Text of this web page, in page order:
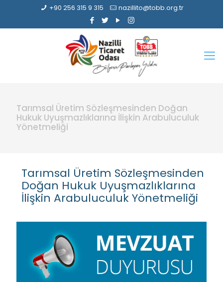
+90 256 315 9 315 nazillito@tobb.org.tr
Tarımsal Üretim Sözleşmesinden Doğan
Hukuk Uyuşmazlıklarına İlişkin Arabuluculuk
Yönetmeliği
Tarımsal Üretim Sözleşmesinden
Doğan Hukuk Uyuşmazlıklarına
İlişkin Arabuluculuk Yönetmeliği